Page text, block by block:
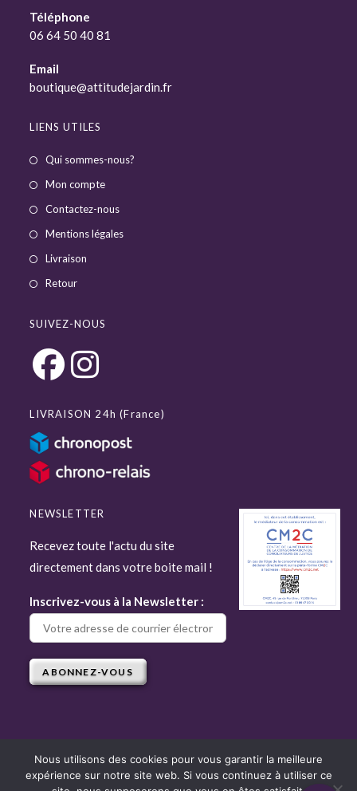
Téléphone
06 64 50 40 81
Email
boutique@attitudejardin.fr
LIENS UTILES
Qui sommes-nous?
Mon compte
Contactez-nous
Mentions légales
Livraison
Retour
SUIVEZ-NOUS
LIVRAISON 24h (France)
NEWSLETTER
Recevez toute l'actu du site
directement dans votre boite mail !
Inscrivez-vous à la Newsletter :
Copyright © 2022 Attitude Jardin - Tous droits réservés - Site réalisé par
Nous utilisons des cookies pour vous garantir la meilleure
expérience sur notre site web. Si vous continuez à utiliser ce